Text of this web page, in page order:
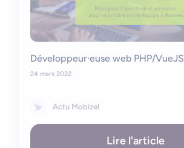
Développeur·euse web PHP/VueJS
24 mars 2022
Actu Mobizel
Lire l'article